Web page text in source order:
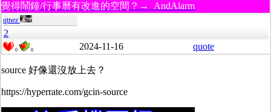
覺得鬧鐘/行事曆有改進的空間？→ AndAlarm
qtnez
2
0 0 2024-11-16 quote
source 好像還沒放上去？
https://hyperrate.com/gcin-source